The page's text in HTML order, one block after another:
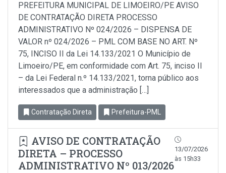
PREFEITURA MUNICIPAL DE LIMOEIRO/PE AVISO
DE CONTRATAÇÃO DIRETA PROCESSO
ADMINISTRATIVO Nº 024/2026 – DISPENSA DE
VALOR nº 024/2026 – PML COM BASE NO ART. Nº
75, INCISO II da Lei 14.133/2021 O Município de
Limoeiro/PE, em conformidade com Art. 75, inciso Il
– da Lei Federal n.º 14.133/2021, torna público aos
interessados que a administração […]
Contratação Direta Prefeitura-PML
AVISO DE CONTRATAÇÃO
DIRETA – PROCESSO
ADMINISTRATIVO Nº 013/2026
13/07/2026
às 15h33